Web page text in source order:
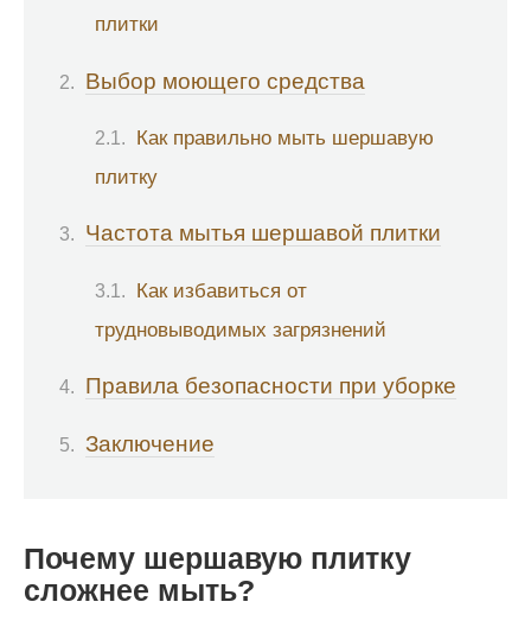
плитки
Выбор моющего средства
Как правильно мыть шершавую
плитку
Частота мытья шершавой плитки
Как избавиться от
трудновыводимых загрязнений
Правила безопасности при уборке
Заключение
Почему шершавую плитку
сложнее мыть?